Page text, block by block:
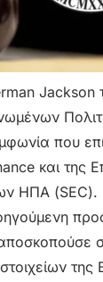
Jackson
που
και της
ΗΠΑ (SEC).